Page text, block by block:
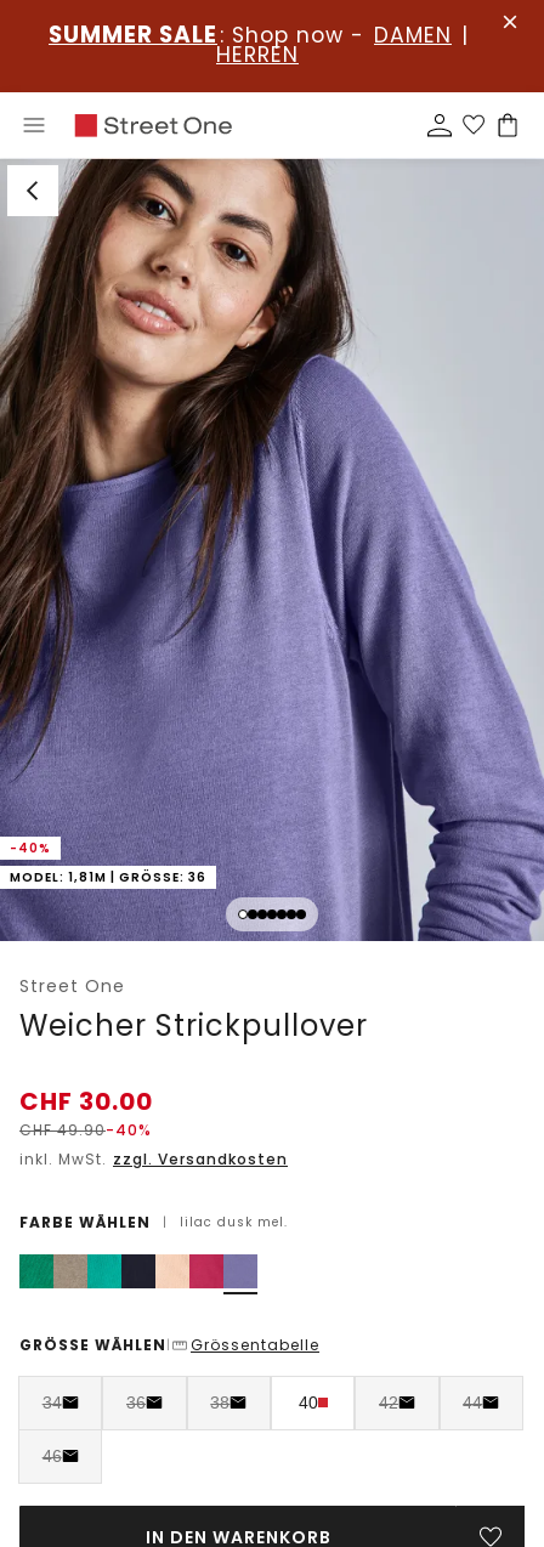
SUMMER SALE : Shop now - DAMEN |
HERREN
-40%
MODEL: 1,81M | GRÖSSE: 36
Street One
Weicher Strickpullover
CHF 30.00
CHF49.90-40%
inkl. MwSt. zzgl. Versandkosten
FARBE WÄHLEN | lilac dusk mel.
GRÖSSE WÄHLEN | Grössentabelle
34 36 38 40 42 44
46
IN DEN WARENKORB